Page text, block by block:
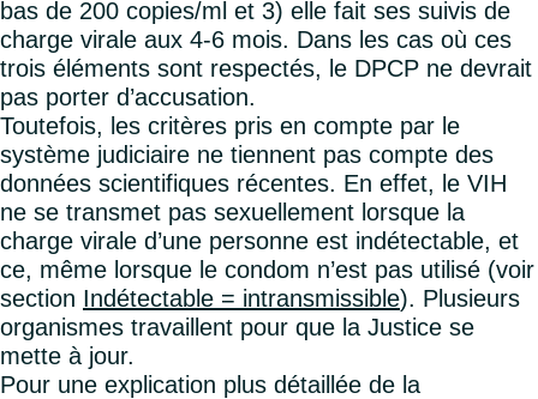
bas de 200 copies/ml et 3) elle fait ses suivis de
charge virale aux 4-6 mois. Dans les cas où ces
trois éléments sont respectés, le DPCP ne devrait
pas porter d’accusation.
Toutefois, les critères pris en compte par le
système judiciaire ne tiennent pas compte des
données scientifiques récentes. En effet, le VIH
ne se transmet pas sexuellement lorsque la
charge virale d’une personne est indétectable, et
ce, même lorsque le condom n’est pas utilisé (voir
section Indétectable = intransmissible). Plusieurs
organismes travaillent pour que la Justice se
mette à jour.
Pour une explication plus détaillée de la